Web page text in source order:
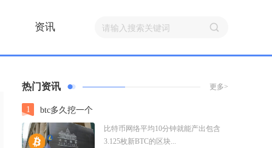
资讯
热门资讯 更多>
1 btc多久挖一个
比特币网络平均10分钟就能产出包含
3.125枚新BTC的区块...